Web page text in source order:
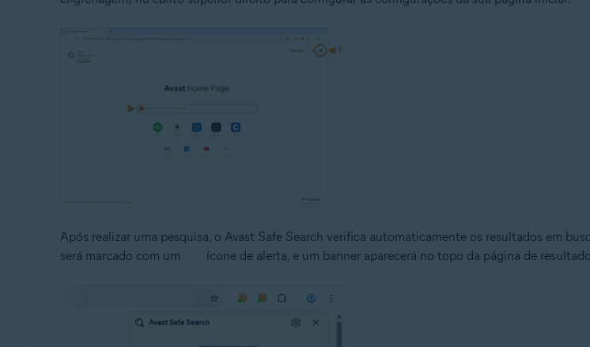
Após realizar uma pesquisa, o Avast Safe Search verifica automaticamente os resultados em
será marcado com um
ícone de alerta, e um banner aparecerá no topo da página de